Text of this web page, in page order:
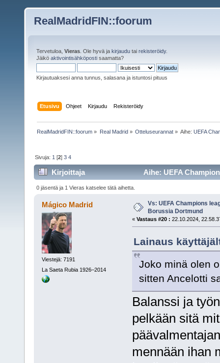
RealMadridFIN::foorum
Tervetuloa, Vieras . Ole hyvä ja kirjaudu tai rekisteröidy.
Jäikö aktivointisähköposti saamatta?
Kirjautuaksesi anna tunnus, salasana ja istuntosi pituus
Etusivu Ohjeet Kirjaudu Rekisteröidy
RealMadridFIN::foorum » Real Madrid» Otteluseurannat» Aihe:UEFA
Sivuja: 1 [2]3 4
Kirjoittaja
Aihe: UEFA
kertaa)
0 jäsentä ja 1 Vieras katselee tätä aihetta.
Mágico Madrid
Viestejä: 7191
La Saeta Rubia 1926–2014
Vs: UEFA Champions
Borussia Dortmund
« Vastaus #20 : 22.10.2024,
Lainaus
Joko minä olen
sitten Ancelotti
Balanssi ja
pelkään sitä
mennään ihan